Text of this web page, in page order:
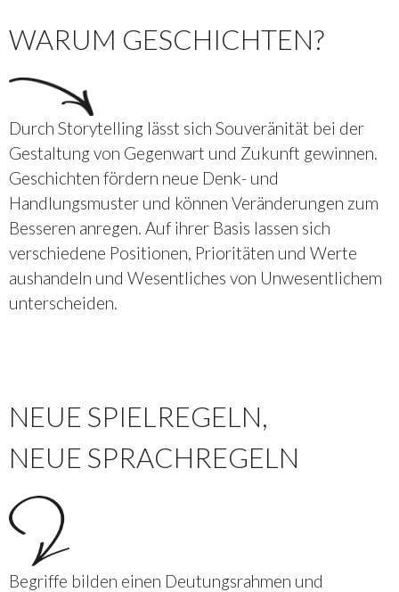
WARUM GESCHICHTEN?
Durch Storytelling lässt sich Souveränität bei der
Gestaltung von Gegenwart und Zukunft gewinnen.
Geschichten fördern neue Denk- und
Handlungsmuster und können Veränderungen zum
Besseren anregen. Auf ihrer Basis lassen sich
verschiedene Positionen, Prioritäten und Werte
aushandeln und Wesentliches von Unwesentlichem
unterscheiden.
NEUE SPIELREGELN,
NEUE SPRACHREGELN
Begriffe bilden einen Deutungsrahmen und